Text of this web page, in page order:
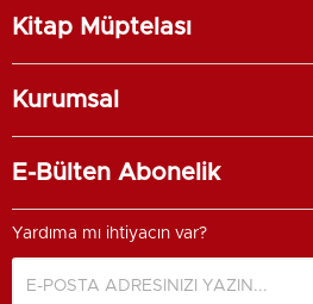
Kitap Müptelası
Kurumsal
E-Bülten Abonelik
Yardıma mı ihtiyacın var?